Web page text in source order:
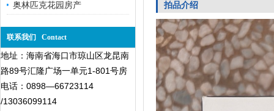
奥林匹克花园房产
联系我们 Contact
地址：海南省海口市琼山区龙昆南
路89号汇隆广场一单元1-801号房
电话：0898—66723114
/13036099114
拍品介绍